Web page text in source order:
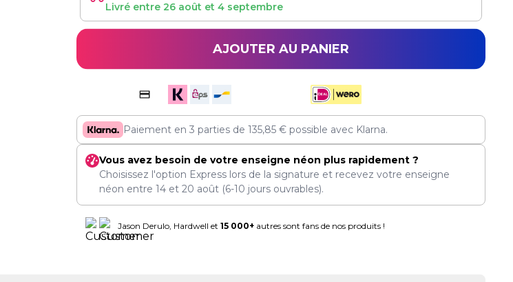
Livré entre 26 août et 4 septembre
AJOUTER AU PANIER
Paiement en 3 parties de135,85€ possible avec Klarna.
Vous avez besoin de votre enseigne néon plus rapidement ?
Choisissez l'option Express lors de la signature et recevez votre enseigne
néon entre 14et 20 août(6-10 jours ouvrables).
Jason Derulo, Hardwell et 15 000+autres sont fans de nos produits !